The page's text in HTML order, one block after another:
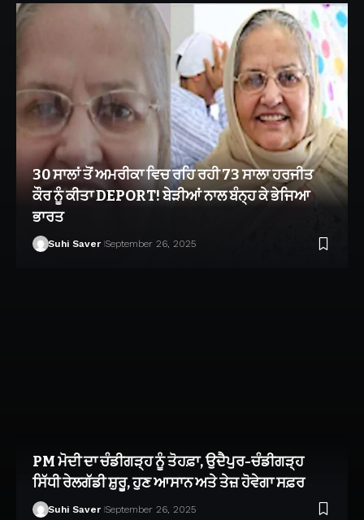
30 ਸਾਲਾਂ ਤੋਂ ਅਮਰੀਕਾ ਵਿਚ ਰਹਿ ਰਹੀ 73 ਸਾਲਾ ਹਰਜੀਤ
ਕੌਰ ਨੂੰ ਕੀਤਾ DEPORT! ਬੇੜੀਆਂ ਨਾਲ ਬੰਨ੍ਹ ਕੇ ਭੇਜਿਆ
ਭਾਰਤ
Suhi Saver September 26, 2025
PM ਮੋਦੀ ਦਾ ਚੰਡੀਗੜ੍ਹ ਨੂੰ ਤੋਹਫ਼ਾ, ਉਦੈਪੁਰ-ਚੰਡੀਗੜ੍ਹ
ਸਿੱਧੀ ਰੇਲਗੱਡੀ ਸ਼ੁਰੂ, ਹੁਣ ਆਸਾਨ ਅਤੇ ਤੇਜ਼ ਹੋਵੇਗਾ ਸਫ਼ਰ
Suhi Saver September 26, 2025